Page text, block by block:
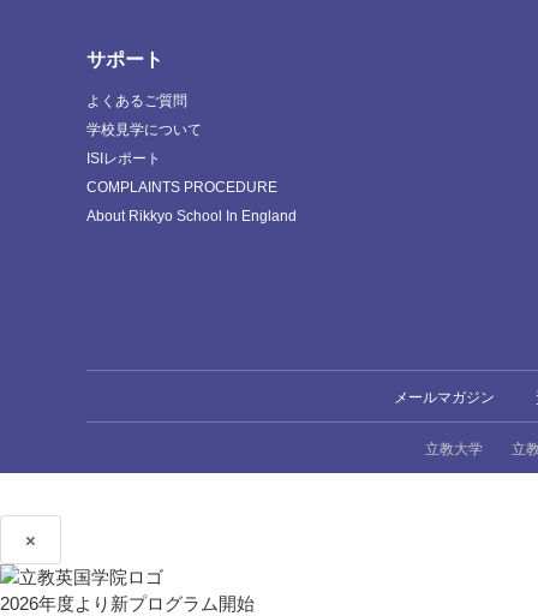
サポート
よくあるご質問
学校見学について
ISIレポート
COMPLAINTS PROCEDURE
About Rikkyo School In England
メールマガジン
立教大学 立
×
2026年度より新プログラム開始